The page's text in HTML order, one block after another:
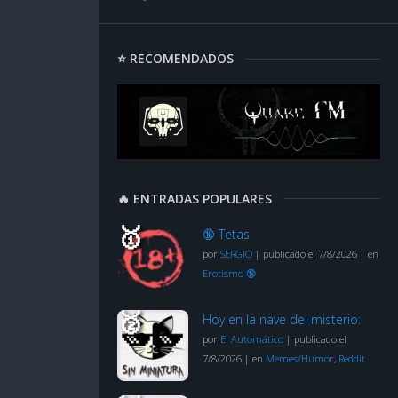
⭐ RECOMENDADOS
🔥 ENTRADAS POPULARES
🔞 Tetas
por SERGIO | publicado el 7/8/2026 | en
Erotismo 🔞
Hoy en la nave del misterio:
por El Automático | publicado el
7/8/2026 | en Memes/Humor, Reddit